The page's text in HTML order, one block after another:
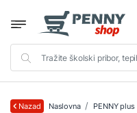
Nazad Naslovna PENNY plus